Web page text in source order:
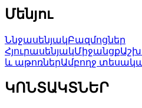
Մենյու
ՆնջասենյակԲազմոցներ
ՀյուրասենյակՄիջանցք
և աթոռներԱմբողջ
ԿՈՆՏԱԿՏՆԵՐ